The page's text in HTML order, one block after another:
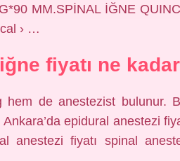
MM.SPİNAL İĞNE
› …
fiyatı ne
hem de anestezist bulunur.
epidural anestezi
anestezi fiyatı spinal